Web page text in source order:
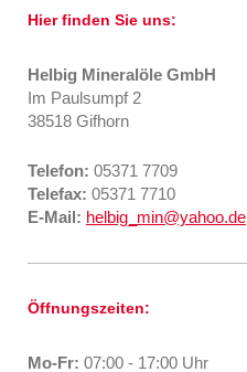
Hier finden Sie uns:
Helbig Mineralöle GmbH
Im Paulsumpf 2
38518 Gifhorn
Telefon: 05371 7709
Telefax: 05371 7710
E-Mail: helbig_min@yahoo.de
Öffnungszeiten:
Mo-Fr: 07:00 - 17:00 Uhr